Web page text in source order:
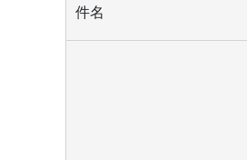
件名